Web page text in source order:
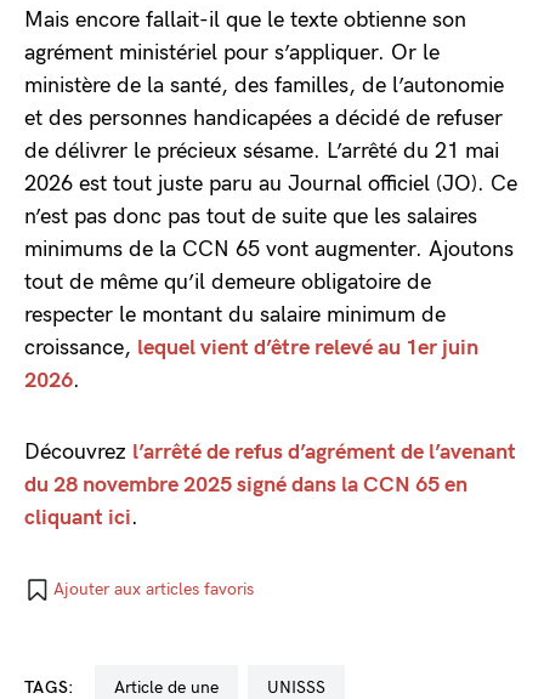
Mais encore fallait-il que le texte obtienne son
agrément ministériel pour s’appliquer. Or le
ministère de la santé, des familles, de l’autonomie
et des personnes handicapées a décidé de refuser
de délivrer le précieux sésame. L’arrêté du 21 mai
2026 est tout juste paru au Journal officiel (JO). Ce
n’est pas donc pas tout de suite que les salaires
minimums de la CCN 65 vont augmenter. Ajoutons
tout de même qu’il demeure obligatoire de
respecter le montant du salaire minimum de
croissance, lequel vient d’être relevé au 1er juin
2026.
Découvrez l’arrêté de refus d’agrément de l’avenant
du 28 novembre 2025 signé dans la CCN 65 en
cliquant ici.
Ajouter aux articles favoris
TAGS: Article de une UNISSS